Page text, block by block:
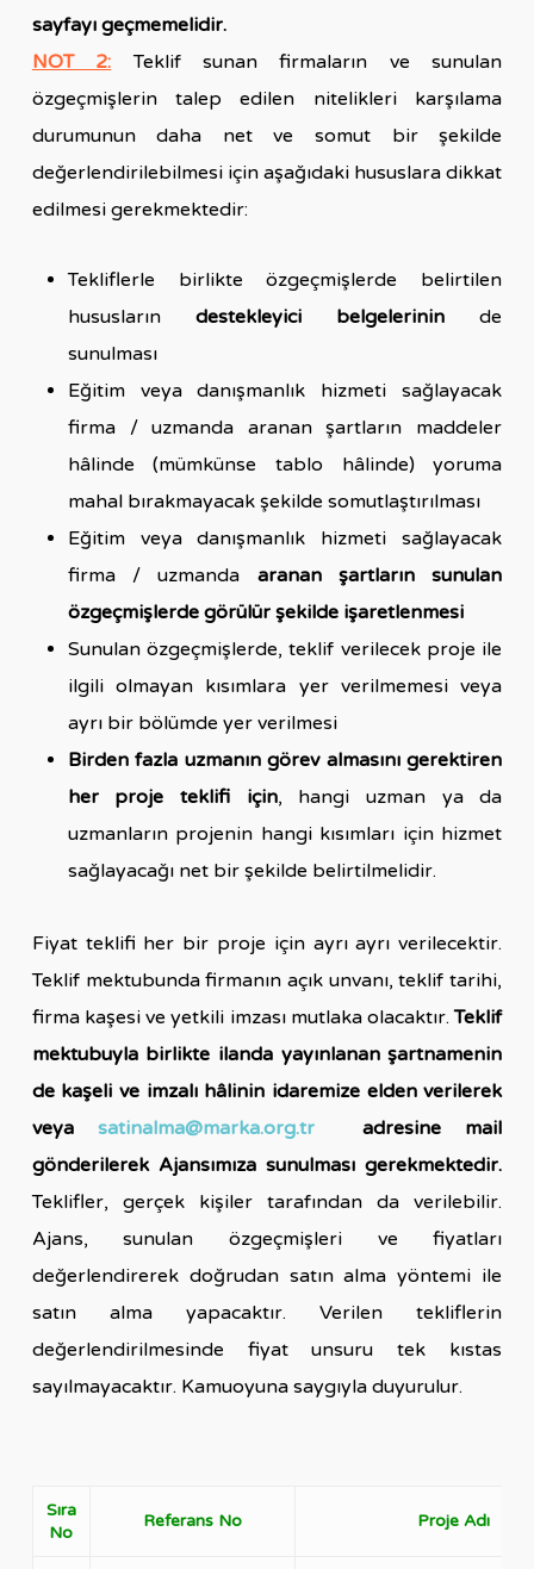
sayfayı geçmemelidir.
NOT 2:
Teklif sunan firmaların ve sunulan
özgeçmişlerin talep edilen nitelikleri karşılama
durumunun daha net ve somut bir şekilde
değerlendirilebilmesi için aşağıdaki hususlara dikkat
edilmesi gerekmektedir:
Tekliflerle birlikte özgeçmişlerde belirtilen
hususların destekleyici belgelerinin de
sunulması
Eğitim veya danışmanlık hizmeti sağlayacak
firma / uzmanda aranan şartların maddeler
hâlinde (mümkünse tablo hâlinde) yoruma
mahal bırakmayacak şekilde somutlaştırılması
Eğitim veya danışmanlık hizmeti sağlayacak
firma / uzmanda aranan şartların sunulan
özgeçmişlerde görülür şekilde işaretlenmesi
Sunulan özgeçmişlerde, teklif verilecek proje ile
ilgili olmayan kısımlara yer verilmemesi veya
ayrı bir bölümde yer verilmesi
Birden fazla uzmanın görev almasını gerektiren
her proje teklifi için, hangi uzman ya da
uzmanların projenin hangi kısımları için hizmet
sağlayacağı net bir şekilde belirtilmelidir.
Fiyat teklifi her bir proje için ayrı ayrı verilecektir.
Teklif mektubunda firmanın açık unvanı, teklif tarihi,
firma kaşesi ve yetkili imzası mutlaka olacaktır.Teklif
mektubuyla birlikte ilanda yayınlanan şartnamenin
de kaşeli ve imzalı hâlinin idaremize elden verilerek
veya satinalma@marka.org.tradresine mail
gönderilerek Ajansımıza sunulması gerekmektedir.
Teklifler, gerçek kişiler tarafından da verilebilir.
Ajans, sunulan özgeçmişleri ve fiyatları
değerlendirerek doğrudan satın alma yöntemi ile
satın alma yapacaktır. Verilen tekliflerin
değerlendirilmesinde fiyat unsuru tek kıstas
sayılmayacaktır. Kamuoyuna saygıyla duyurulur.
Sıra
No
Referans No Proje Adı